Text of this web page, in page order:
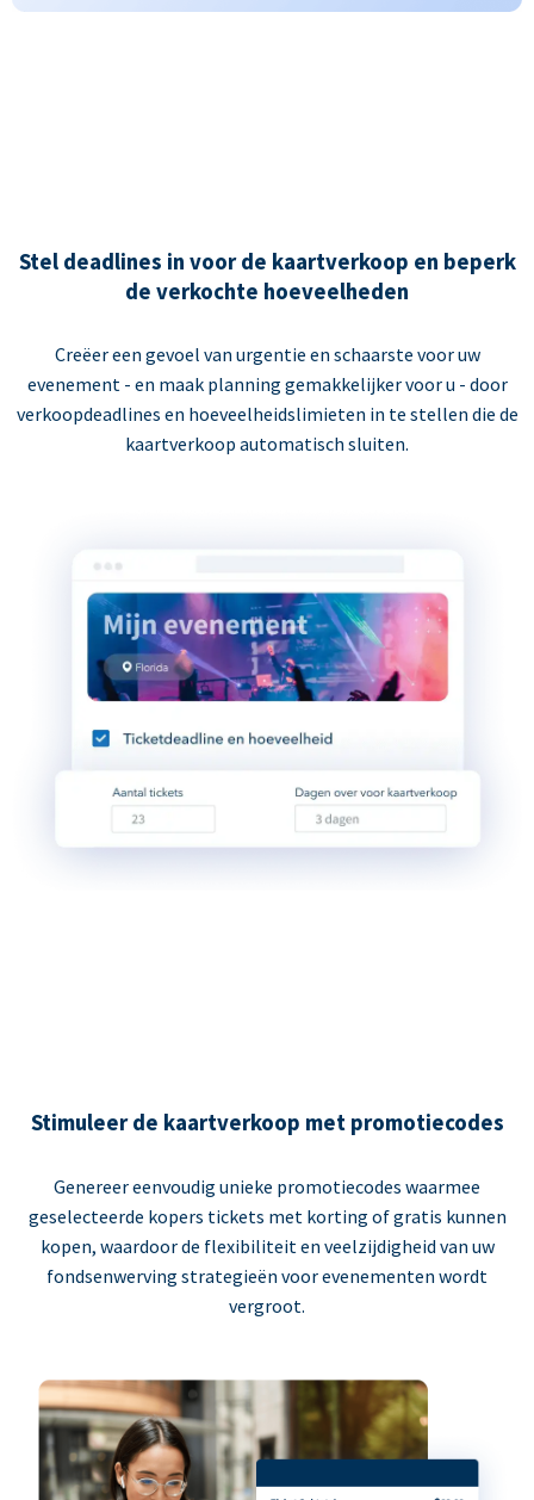
Stel deadlines in voor de kaartverkoop en beperk
de verkochte hoeveelheden
Creëer een gevoel van urgentie en schaarste voor uw
evenement - en maak planning gemakkelijker voor u - door
verkoopdeadlines en hoeveelheidslimieten in te stellen die de
kaartverkoop automatisch sluiten.
Stimuleer de kaartverkoop met promotiecodes
Genereer eenvoudig unieke promotiecodes waarmee
geselecteerde kopers tickets met korting of gratis kunnen
kopen, waardoor de flexibiliteit en veelzijdigheid van uw
fondsenwerving strategieën voor evenementen wordt
vergroot.